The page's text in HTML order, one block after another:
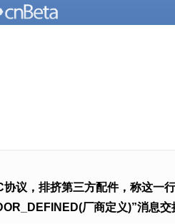
议，排挤第三方配件，称这一行
厂商定义)”消息交